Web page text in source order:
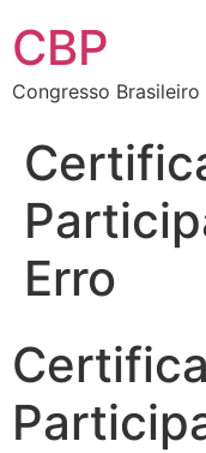
CBP
Congresso
Erro